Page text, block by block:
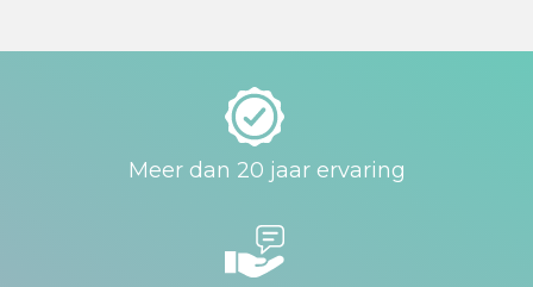
Meer dan 20 jaar ervaring